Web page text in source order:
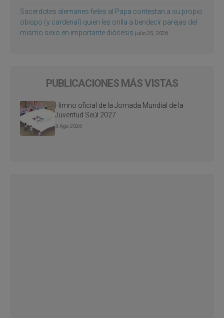
Sacerdotes alemanes fieles al Papa contestan a su propio
obispo (y cardenal) quien les orilla a bendecir parejas del
mismo sexo en importante diócesis julio 25, 2026
PUBLICACIONES MÁS VISTAS
Himno oficial de la Jornada Mundial de la
Juventud Seúl 2027
3 Ago 2026